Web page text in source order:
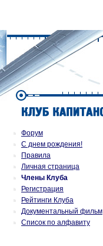
Форум
С днем рождения!
Правила
Личная страница
Члены Клуба
Регистрация
Рейтинги Клуба
Документальный фильм
Список по алфавиту